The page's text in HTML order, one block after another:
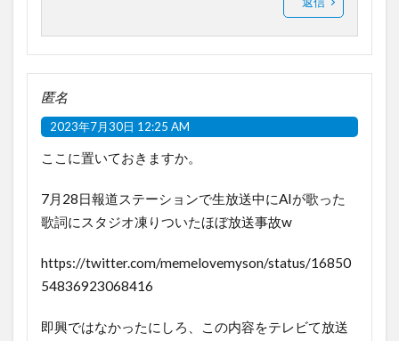
匿名
2023年7月30日 12:25 AM
ここに置いておきますか。
7月28日報道ステーションで生放送中にAIが歌った
歌詞にスタジオ凍りついたほぼ放送事故w
https://twitter.com/memelovemyson/status/16850
54836923068416
即興ではなかったにしろ、この内容をテレビて放送